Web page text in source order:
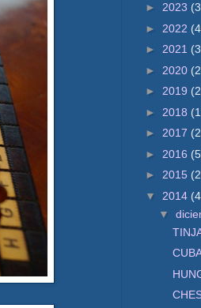
► 2023
► 2022
► 2021
► 2020
► 2019
► 2018
► 2017
► 2016
► 2015
▼ 2014
▼